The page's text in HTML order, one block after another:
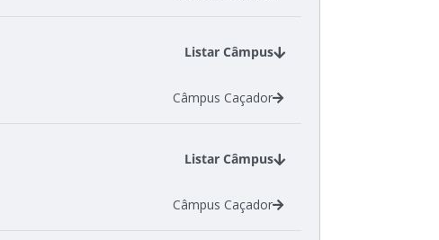
Listar Câmpus
Câmpus Caçador
Listar Câmpus
Câmpus Caçador